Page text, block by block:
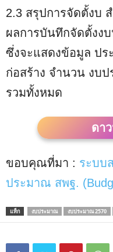
2.3 สรุปการจัดตั้งบ
ผลการบันทึกจัดตั้งง
ซึ่งจะแสดงข้อมูล ป
ก่อสร้าง จำนวน งบ
รวมทั้งหมด
ดา
ขอบคุณที่มา : ระบบ
ประมาณ สพฐ.
แท็ก งบประมาณ งบประมาณ 2570